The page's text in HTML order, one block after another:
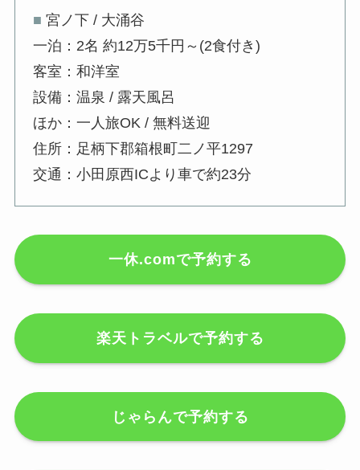
■ 宮ノ下 / 大涌谷
一泊：2名 約12万5千円～(2食付き)
客室：和洋室
設備：温泉 / 露天風呂
ほか：一人旅OK / 無料送迎
住所：足柄下郡箱根町二ノ平1297
交通：小田原西ICより車で約23分
一休.comで予約する
楽天トラベルで予約する
じゃらんで予約する